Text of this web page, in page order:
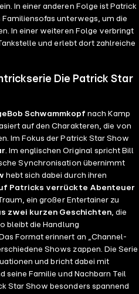
In einer anderen Folge ist Patrick
Familiensofas unterwegs, um die
In einer weiteren Folge verbringt
und erlebt dort zahlreiche
Die Patrick Star
Schwammkopf nach Kamp
auf den Charakteren, die von
Im Fokus der Patrick Star Show
. Im englischen Original spricht Bill
Synchronisation übernimmt
hebt sich dabei durch ihren
Patricks verrückte Abenteuer
ein großer Entertainer zu
zwei kurzen Geschichten, die
bleibt die Handlung
Format erinnert an „Channel-
Shows zappen. Die Serie
und bricht dabei mit
seine Familie und Nachbarn Teil
Star Show besonders spannend